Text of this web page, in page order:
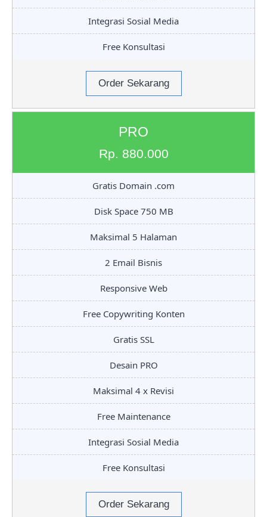
Integrasi Sosial Media
Free Konsultasi
Order Sekarang
PRO
Rp. 880.000
Gratis Domain .com
Disk Space 750 MB
Maksimal 5 Halaman
2 Email Bisnis
Responsive Web
Free Copywriting Konten
Gratis SSL
Desain PRO
Maksimal 4 x Revisi
Free Maintenance
Integrasi Sosial Media
Free Konsultasi
Order Sekarang